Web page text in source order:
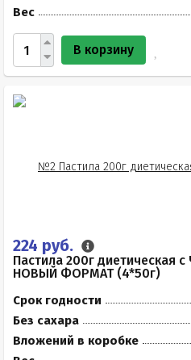
Вес
В корзину
224 руб.
Пастила 200г диетическая
НОВЫЙ ФОРМАТ (4*50г)
Срок годности
Без сахара
Вложений в коробке